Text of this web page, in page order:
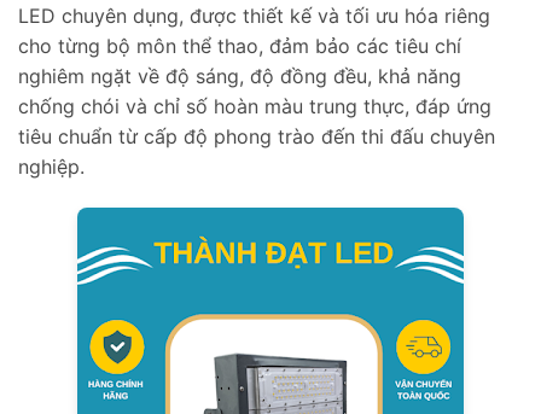
LED chuyên dụng, được thiết kế và tối ưu hóa riêng
cho từng bộ môn thể thao, đảm bảo các tiêu chí
nghiêm ngặt về độ sáng, độ đồng đều, khả năng
chống chói và chỉ số hoàn màu trung thực, đáp ứng
tiêu chuẩn từ cấp độ phong trào đến thi đấu chuyên
nghiệp.